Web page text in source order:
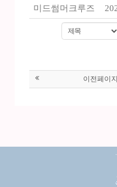
미드썸머크루즈
이전페이지